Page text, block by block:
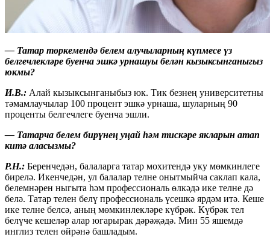
— Татар төркемендә белем алучыларның күпмесе үз
белгечлекләре буенча эшкә урнашуы белән кызыксынганыгыз
юкмы?
И.В.: Алай кызыксынганыбыз юк. Тик безнең университетны
тәмамлаучылар 100 процент эшкә урнаша, шуларның 90
проценты белгечлеге буенча эшли.
— Татарча белем бирүнең уңай һәм тискәре якларын атап
китә аласызмы?
Р.Н.: Беренчедән, балаларга татар мохитендә уку мөмкинлеге
бирелә. Икенчедән, ул балалар телне онытмыйча саклап кала,
белемнәрен ныгыта һәм профессиональ өлкәдә ике телне дә
белә. Татар телен белү профессиональ үсешкә ярдәм итә. Кеше
ике телне белсә, аның мөмкинлекләре күбрәк. Күбрәк тел
белүче кешеләр алар югарырак дәрәҗәдә. Мин 55 яшемдә
инглиз телен өйрәнә башладым.